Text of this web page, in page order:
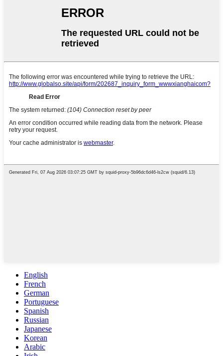
English
French
German
Portuguese
Spanish
Russian
Japanese
Korean
Arabic